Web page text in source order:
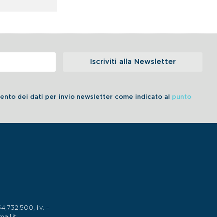
dei dati per invio newsletter come indicato al punto
Iscriviti alla Newsletter
i.v. –